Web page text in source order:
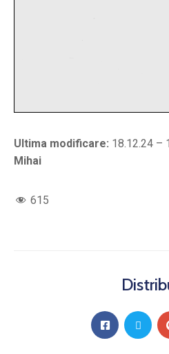
Ultima modificare: 18.12.24 –
Mihai
615